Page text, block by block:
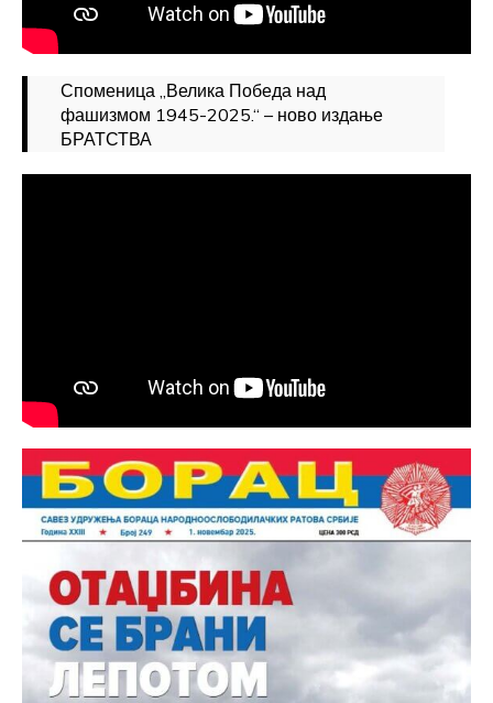
Споменица „Велика Победа над
фашизмом 1945-2025.“ – ново издање
БРАТСТВА